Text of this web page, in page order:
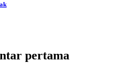
pertama